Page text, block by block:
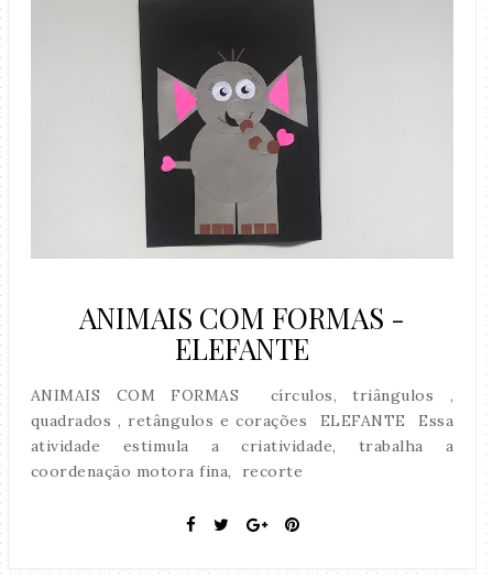
ANIMAIS COM FORMAS -
ELEFANTE
ANIMAIS COM FORMAS círculos, triângulos ,
quadrados , retângulos e corações ELEFANTE Essa
atividade estimula a criatividade, trabalha a
coordenação motora fina, recorte